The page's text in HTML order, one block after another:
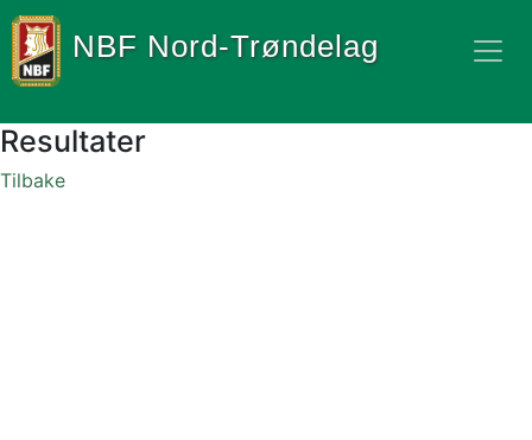
NBF Nord-Trøndelag
Resultater
Tilbake